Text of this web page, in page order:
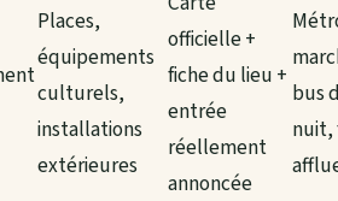
Places,
équipements
culturels,
installations
extérieures
officielle +
fiche du lieu +
entrée
réellement
annoncée
bus